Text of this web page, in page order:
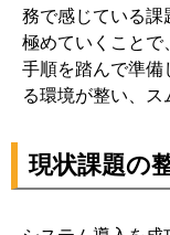
務で感じている課
極めていくことで
手順を踏んで準備
る環境が整い、ス
現状課題の